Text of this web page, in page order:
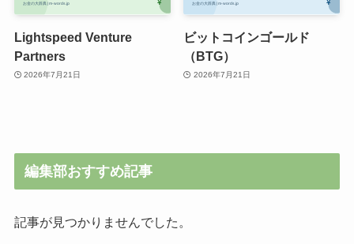
Lightspeed Venture
Partners
2026年7月21日
ビットコインゴールド
（BTG）
2026年7月21日
編集部おすすめ記事
記事が見つかりませんでした。